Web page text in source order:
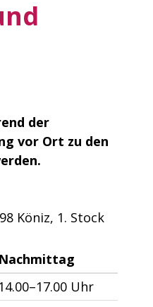
der
vor Ort zu den
Köniz, 1. Stock
Nachmittag
14.00–17.00 Uhr